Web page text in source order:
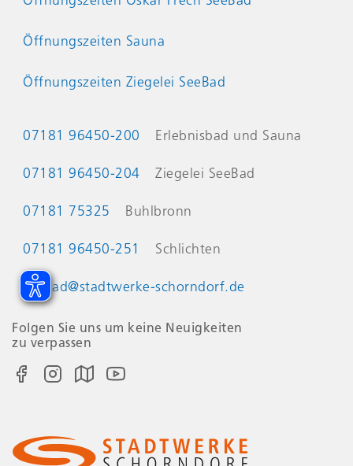
Öffnungszeiten Sauna
Öffnungszeiten Ziegelei SeeBad
Kontaktinformationen
07181 96450-200 Erlebnisbad und Sauna
07181 96450-204 Ziegelei SeeBad
07181 75325 Buhlbronn
07181 96450-251 Schlichten
seebad@stadtwerke-schorndorf.de
Folgen Sie uns um keine Neuigkeiten
zu verpassen